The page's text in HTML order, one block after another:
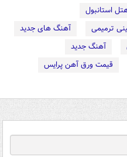
استانبول
ترمیمی
آهنگ های جدید
آهنگ جدید
قیمت ورق آهن پرایس